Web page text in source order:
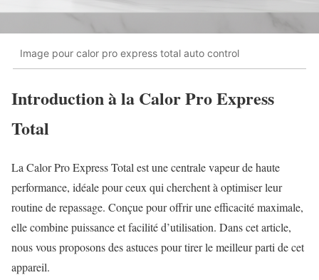
Image pour calor pro express total auto control
Introduction à la Calor Pro Express
Total
La Calor Pro Express Total est une centrale vapeur de haute
performance, idéale pour ceux qui cherchent à optimiser leur
routine de repassage. Conçue pour offrir une efficacité maximale,
elle combine puissance et facilité d’utilisation. Dans cet article,
nous vous proposons des astuces pour tirer le meilleur parti de cet
appareil.